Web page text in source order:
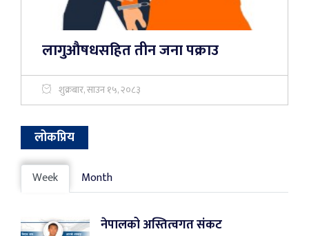
लागुऔषधसहित तीन जना पक्राउ
शुक्रबार, साउन १५, २०८३
लोकप्रिय
Week Month
नेपालको अस्तित्वगत संकट